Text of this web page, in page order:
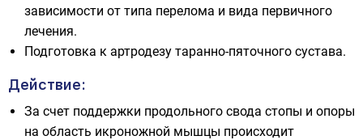
зависимости от типа перелома и вида первичного
лечения.
Подготовка к артродезу таранно-пяточного сустава.
Действие:
За счет поддержки продольного свода стопы и опоры
на область икроножной мышцы происходит